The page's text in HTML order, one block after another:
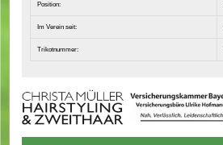
Position:
Im Verein seit:
Trikotnummer: